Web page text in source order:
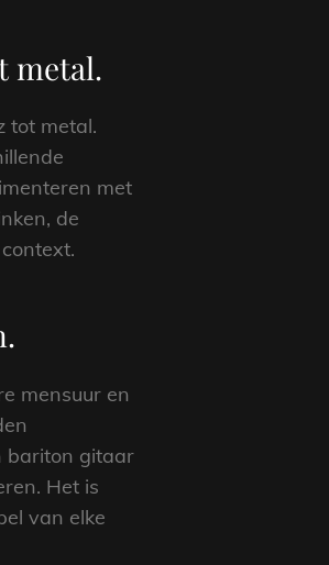
metal.
tot metal.
met
de
mensuur en
bariton gitaar
Het is
van elke